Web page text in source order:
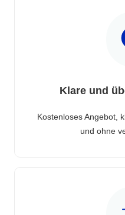
Klare und
Kostenloses Angebot,
und ohne